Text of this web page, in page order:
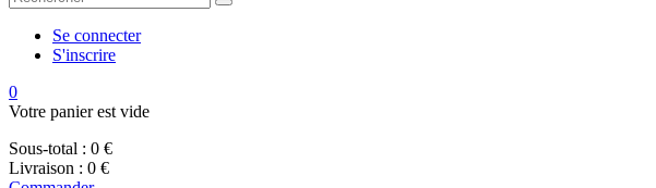
Se connecter
S'inscrire
0
Votre panier est vide
Sous-total : 0 €
Livraison : 0 €